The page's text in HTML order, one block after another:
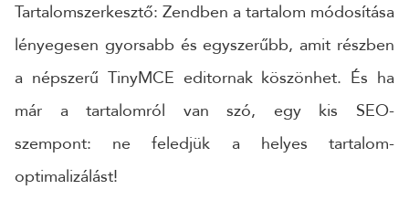
Tartalomszerkesztő: Zendben a tartalom módosítása
lényegesen gyorsabb és egyszerűbb, amit részben
a népszerű TinyMCE editornak köszönhet. És ha
már a tartalomról van szó, egy kis SEO-
szempont: ne feledjük a helyes tartalom-
optimalizálást!